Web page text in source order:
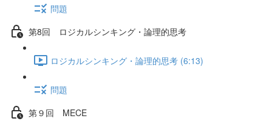
問題
第8回 ロジカルシンキング・論理的思考
ロジカルシンキング・論理的思考 (6:13)
問題
第９回 MECE